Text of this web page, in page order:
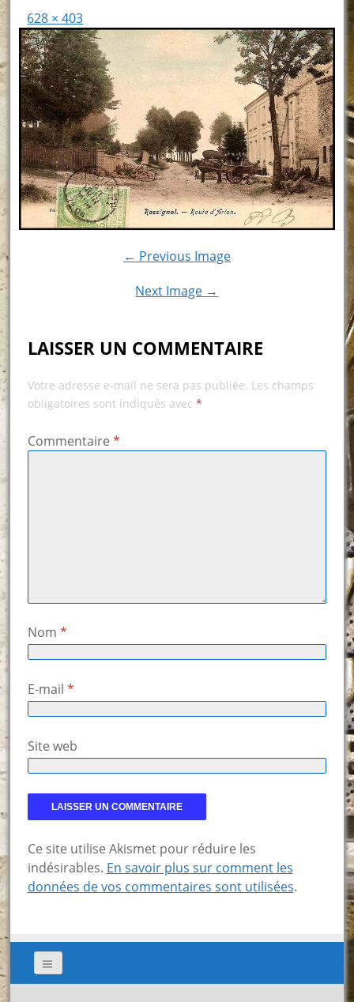
628 × 403
← Previous Image
Next Image →
LAISSER UN COMMENTAIRE
Votre adresse e-mail ne sera pas publiée. Les champs
obligatoires sont indiqués avec *
Commentaire *
Nom *
E-mail *
Site web
Ce site utilise Akismet pour réduire les
indésirables. En savoir plus sur comment les
données de vos commentaires sont utilisées.